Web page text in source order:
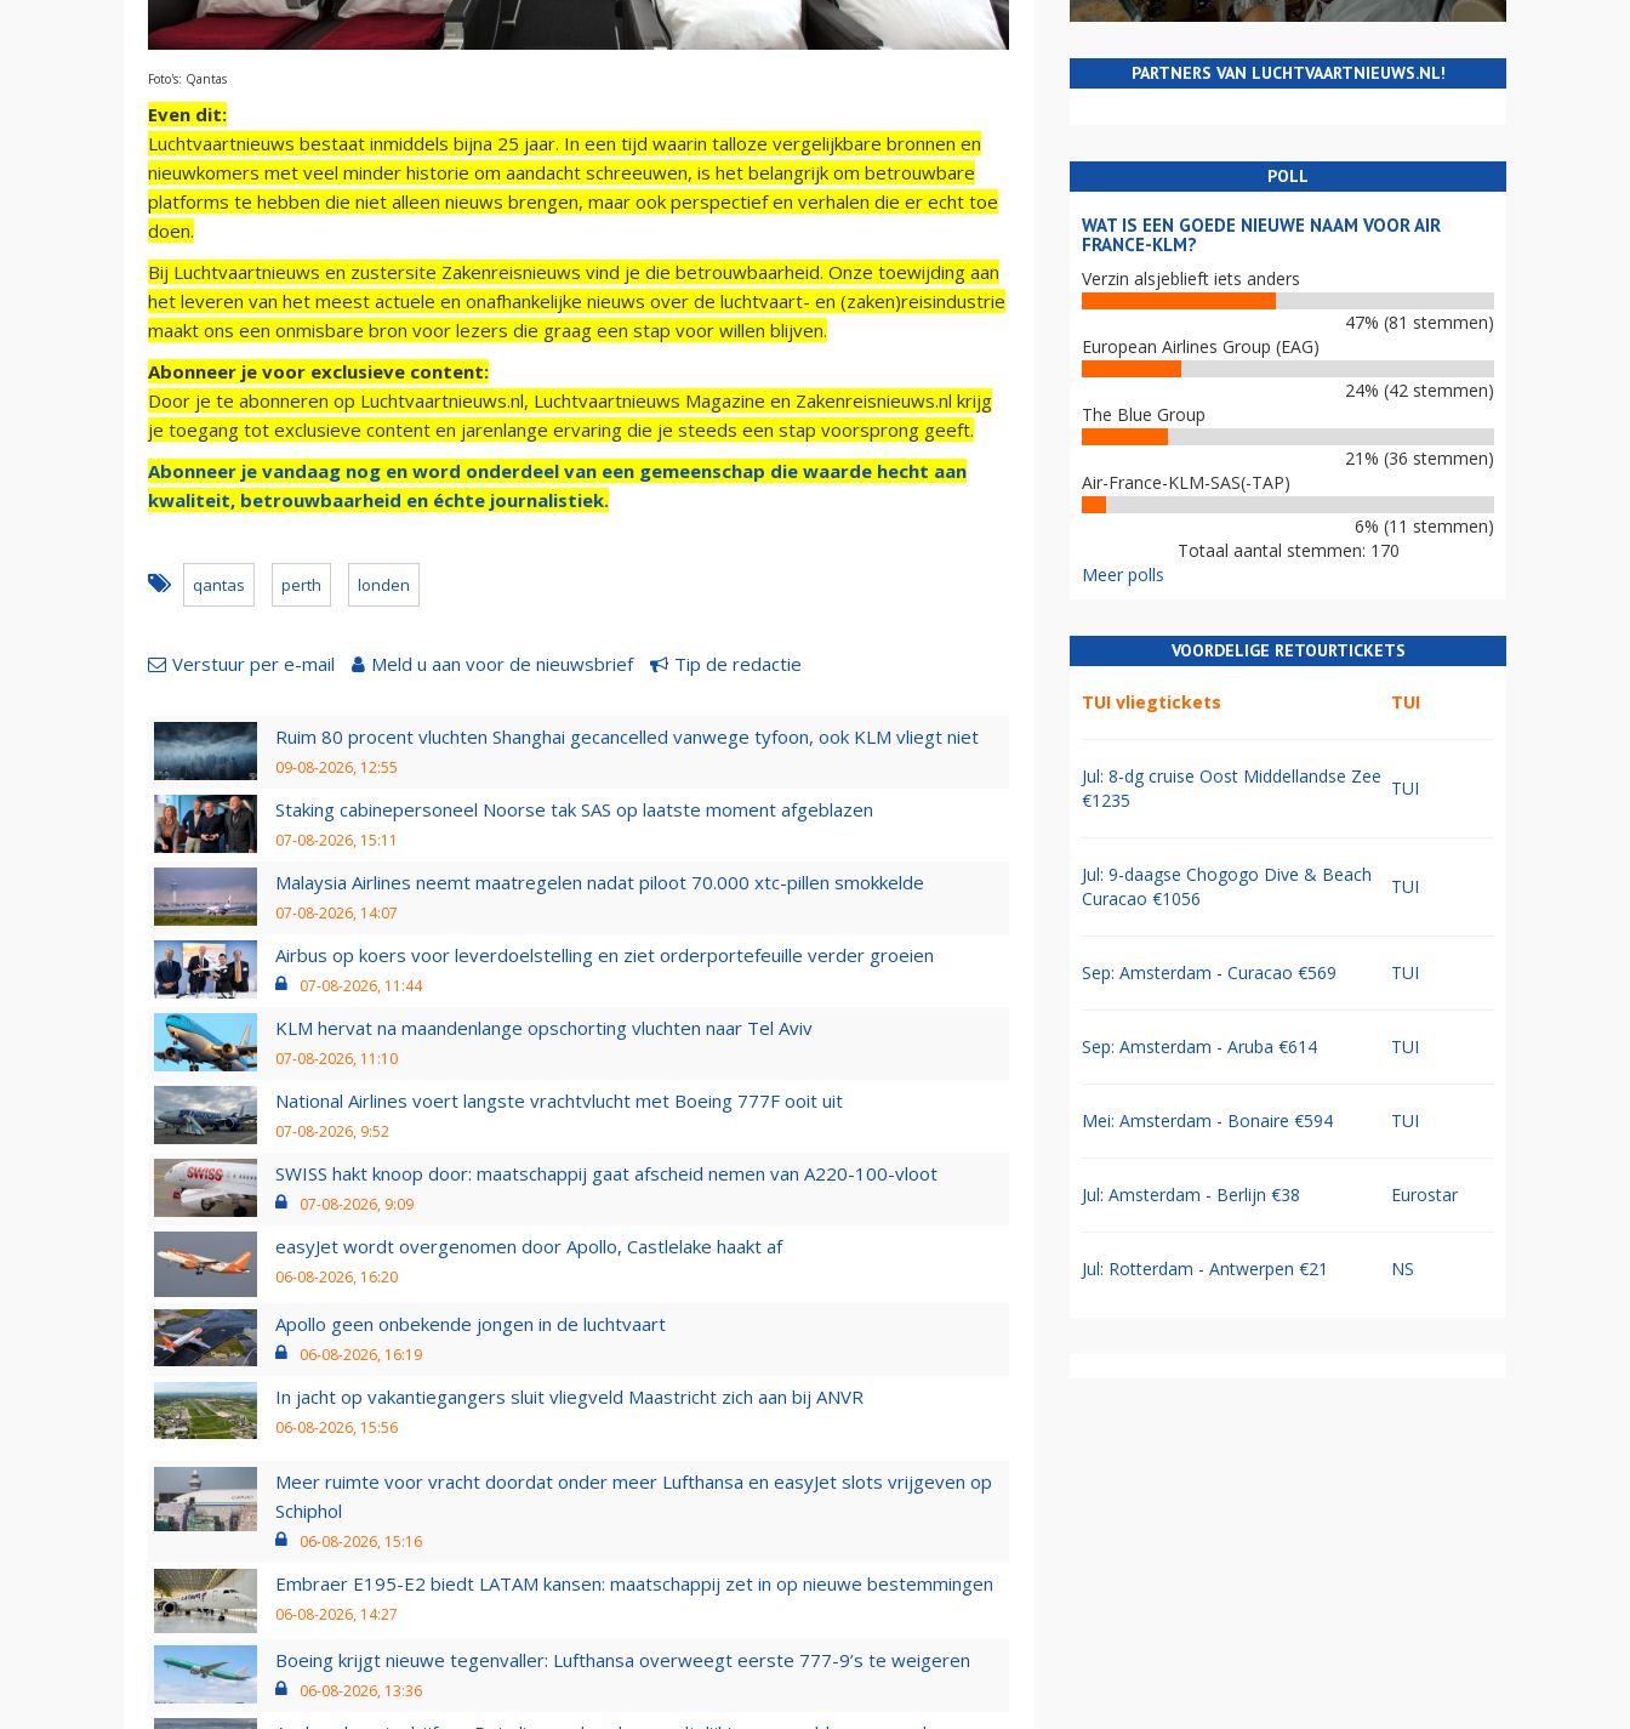
Foto's: Qantas
Even dit:
Luchtvaartnieuws bestaat inmiddels bijna 25 jaar. In een tijd waarin talloze vergelijkbare bronnen en
nieuwkomers met veel minder historie om aandacht schreeuwen, is het belangrijk om betrouwbare
platforms te hebben die niet alleen nieuws brengen, maar ook perspectief en verhalen die er echt toe
doen.
Bij Luchtvaartnieuws en zustersite Zakenreisnieuws vind je die betrouwbaarheid. Onze toewijding aan
het leveren van het meest actuele en onafhankelijke nieuws over de luchtvaart- en (zaken)reisindustrie
maakt ons een onmisbare bron voor lezers die graag een stap voor willen blijven.
Abonneer je voor exclusieve content:
Door je te abonneren op Luchtvaartnieuws.nl, Luchtvaartnieuws Magazine en Zakenreisnieuws.nl krijg
je toegang tot exclusieve content en jarenlange ervaring die je steeds een stap voorsprong geeft.
Abonneer je vandaag nog en word onderdeel van een gemeenschap die waarde hecht aan
kwaliteit, betrouwbaarheid en échte journalistiek.
qantas perth londen
Verstuur per e-mail Meld u aan voor de nieuwsbrief Tip de redactie
Ruim 80 procent vluchten Shanghai gecancelled vanwege tyfoon, ook KLM vliegt niet
09-08-2026, 12:55
Staking cabinepersoneel Noorse tak SAS op laatste moment afgeblazen
07-08-2026, 15:11
Malaysia Airlines neemt maatregelen nadat piloot 70.000 xtc-pillen smokkelde
07-08-2026, 14:07
Airbus op koers voor leverdoelstelling en ziet orderportefeuille verder groeien
07-08-2026, 11:44
KLM hervat na maandenlange opschorting vluchten naar Tel Aviv
07-08-2026, 11:10
National Airlines voert langste vrachtvlucht met Boeing 777F ooit uit
07-08-2026, 9:52
SWISS hakt knoop door: maatschappij gaat afscheid nemen van A220-100-vloot
07-08-2026, 9:09
easyJet wordt overgenomen door Apollo, Castlelake haakt af
06-08-2026, 16:20
Apollo geen onbekende jongen in de luchtvaart
06-08-2026, 16:19
In jacht op vakantiegangers sluit vliegveld Maastricht zich aan bij ANVR
06-08-2026, 15:56
Meer ruimte voor vracht doordat onder meer Lufthansa en easyJet slots vrijgeven op
Schiphol
06-08-2026, 15:16
Embraer E195-E2 biedt LATAM kansen: maatschappij zet in op nieuwe bestemmingen
06-08-2026, 14:27
Boeing krijgt nieuwe tegenvaller: Lufthansa overweegt eerste 777-9’s te weigeren
06-08-2026, 13:36
PARTNERS VAN LUCHTVAARTNIEUWS.NL!
POLL
WAT IS EEN GOEDE NIEUWE NAAM VOOR AIR
FRANCE-KLM?
Verzin alsjeblieft iets anders
47% (81 stemmen)
European Airlines Group (EAG)
24% (42 stemmen)
The Blue Group
21% (36 stemmen)
Air-France-KLM-SAS(-TAP)
6% (11 stemmen)
Totaal aantal stemmen: 170
Meer polls
VOORDELIGE RETOURTICKETS
TUI vliegtickets TUI
Jul: 8-dg cruise Oost Middellandse Zee
€1235
TUI
Jul: 9-daagse Chogogo Dive & Beach
Curacao €1056
TUI
Sep: Amsterdam - Curacao €569 TUI
Sep: Amsterdam - Aruba €614 TUI
Mei: Amsterdam - Bonaire €594 TUI
Jul: Amsterdam - Berlijn €38 Eurostar
Jul: Rotterdam - Antwerpen €21 NS